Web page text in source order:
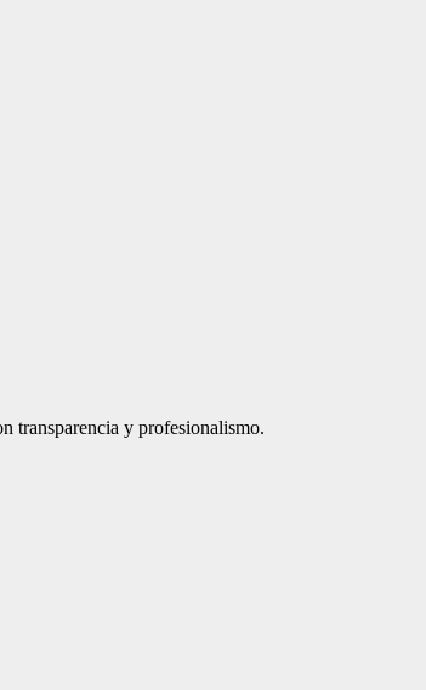
transparencia y profesionalismo.